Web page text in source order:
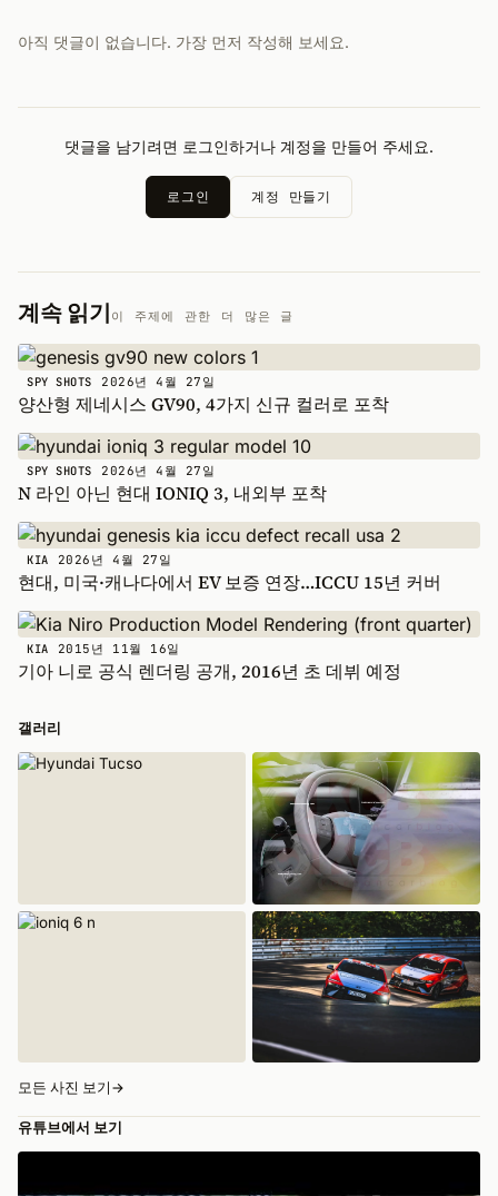
아직 댓글이 없습니다. 가장 먼저 작성해 보세요.
댓글을 남기려면 로그인하거나 계정을 만들어 주세요.
로그인 계정 만들기
계속 읽기 이 주제에 관한 더 많은 글
SPY SHOTS 2026년 4월 27일
양산형 제네시스 GV90, 4가지 신규 컬러로 포착
SPY SHOTS 2026년 4월 27일
N 라인 아닌 현대 IONIQ 3, 내외부 포착
KIA 2026년 4월 27일
현대, 미국·캐나다에서 EV 보증 연장…ICCU 15년 커버
KIA 2015년 11월 16일
기아 니로 공식 렌더링 공개, 2016년 초 데뷔 예정
갤러리
모든 사진 보기 →
유튜브에서 보기